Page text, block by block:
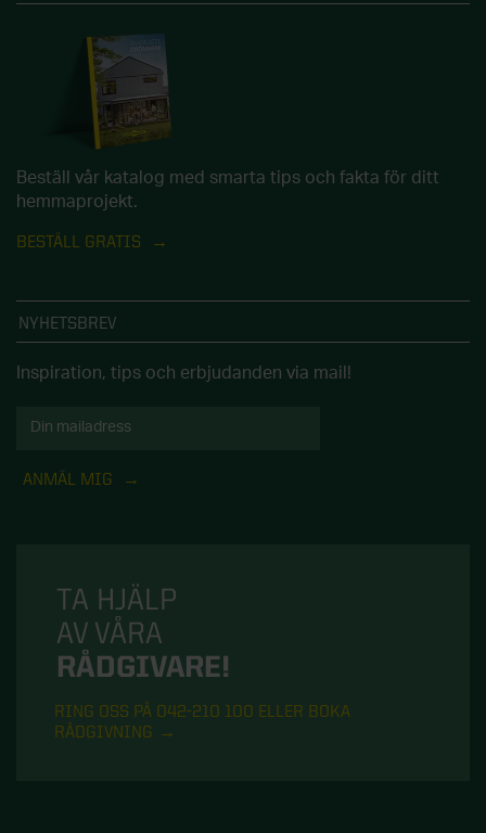
Beställ vår katalog med smarta tips och fakta för ditt
hemmaprojekt.
BESTÄLL GRATIS
NYHETSBREV
Inspiration, tips och erbjudanden via mail!
ANMÄL MIG
TA HJÄLP
AV VÅRA
RÅDGIVARE!
RING OSS PÅ 042-210 100 ELLER BOKA
RÅDGIVNING